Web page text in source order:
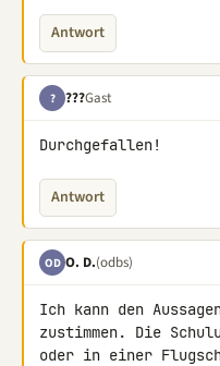
Antwort
? ???Gast
Durchgefallen!
Antwort
OD O. D.(odbs)
Ich kann den
zustimmen. Die
oder in einer